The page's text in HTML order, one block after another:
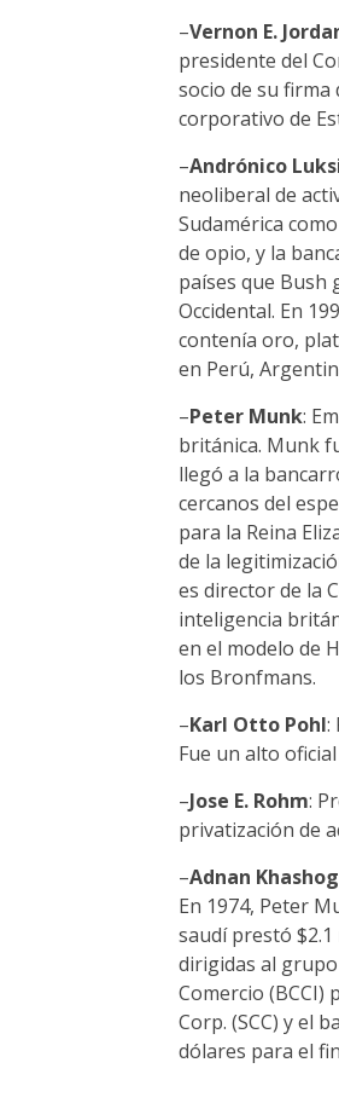
–Vernon E.
presidente del
socio de su firma
corporativo de
–Andrónico
neoliberal de
Sudamérica
de opio, y la
países que Bush
Occidental. En
contenía oro,
en Perú,
–Peter Munk:
británica. Munk
llegó a la
cercanos del
para la Reina
de la
es director de la
inteligencia
en el modelo de
los Bronfmans.
–Karl Otto Pohl:
Fue un alto
–Jose E. Rohm:
privatización de
–Adnan
En 1974, Peter
saudí prestó
dirigidas al
Comercio (BCCI)
Corp. (SCC) y el
dólares para el